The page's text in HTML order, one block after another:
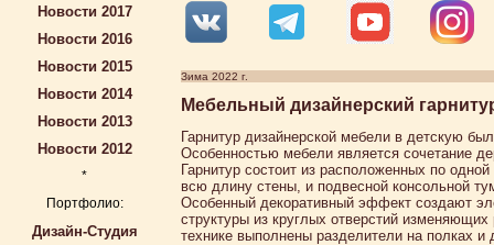
Новости 2017
Новости 2016
Новости 2015
Новости 2014
Новости 2013
Новости 2012
*
Портфолио:
Дизайн-Студия
Зима 2022 г.
Мебельный дизайнерский
Гарнитур дизайнерской мебели в детскую
Особенностью мебели является сочетание
Гарнитур состоит из расположенных по
всю длину стены, и подвесной консольной
Особенный декоративный эффект создают
структуры из круглых отверстий
технике выполнены разделители на полках